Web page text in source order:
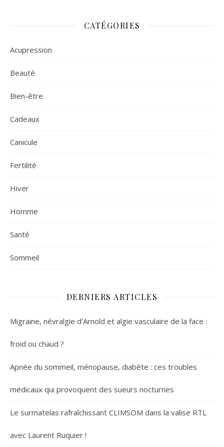
CATÉGORIES
Acupression
Beauté
Bien-être
Cadeaux
Canicule
Fertilité
Hiver
Homme
Santé
Sommeil
DERNIERS ARTICLES
Migraine, névralgie d’Arnold et algie vasculaire de la face :
froid ou chaud ?
Apnée du sommeil, ménopause, diabète : ces troubles
médicaux qui provoquent des sueurs nocturnes
Le surmatelas rafraîchissant CLIMSOM dans la valise RTL
avec Laurent Ruquier !